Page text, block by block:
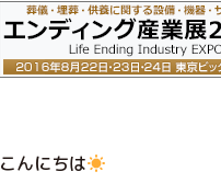
こんにちは